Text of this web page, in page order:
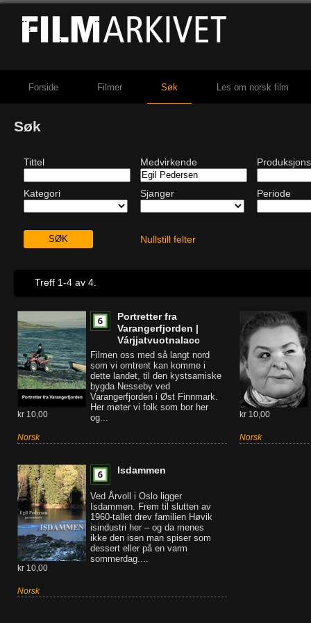
Forside Filmer Søk Les om norsk film
Søk
Tittel Medvirkende
Kategori Sjanger Periode
Nullstill felter
Treff 1-4 av 4.
Portretter fra
Varangerfjorden |
Várjjatvuotnalacc
Filmen oss med så langt nord
som vi omtrent kan komme i
dette landet, til den kystsamiske
bygda Nesseby ved
Varangerfjorden i Øst Finnmark.
Her møter vi folk som bor her
og...
kr 10,00
Norsk
kr 10,00
Norsk
Isdammen
Ved Årvoll i Oslo ligger
Isdammen. Frem til slutten av
1960-tallet drev familien Høvik
isindustri her – og da menes
ikke den isen man spiser som
dessert eller på en varm
sommerdag....
kr 10,00
Norsk